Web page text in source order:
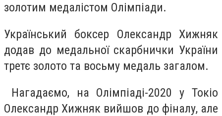
золотим медалістом Олімпіади.
Український боксер Олександр Хижняк
додав до медальної скарбнички України
третє золото та восьму медаль загалом.
Нагадаємо, на Олімпіаді-2020 у Токіо
Олександр Хижняк вийшов до фіналу, але